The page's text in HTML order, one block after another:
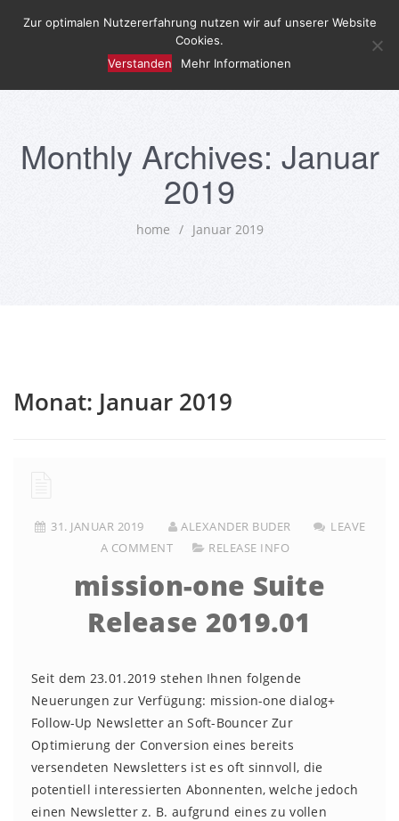
Monthly Archives: Januar
2019
home / Januar 2019
Monat: Januar 2019
31. JANUAR 2019 ALEXANDER BUDER
LEAVE
A COMMENT
RELEASE INFO
mission-one Suite
Release 2019.01
Seit dem 23.01.2019 stehen Ihnen folgende
Neuerungen zur Verfügung: mission-one dialog+
Follow-Up Newsletter an Soft-Bouncer Zur
Optimierung der Conversion eines bereits
versendeten Newsletters ist es oft sinnvoll, die
potentiell interessierten Abonnenten, welche jedoch
einen Newsletter z. B. aufgrund eines zu vollen
Zur optimalen Nutzererfahrung nutzen wir auf unserer Website
Cookies.
Verstanden
Mehr Informationen